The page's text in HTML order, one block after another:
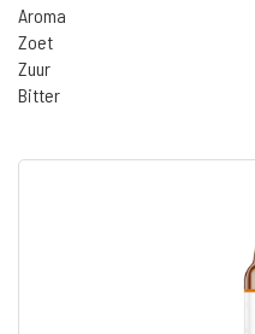
Aroma
Zoet
Zuur
Bitter